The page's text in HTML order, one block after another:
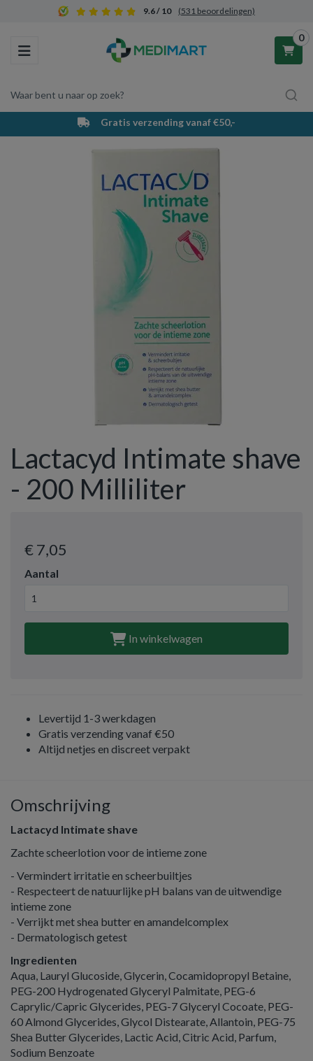
9.6 / 10 (531 beoordelingen)
Toggle navigation
Waar bent u naar op zoek?
0
Winkelwagen
Uw winkelwagen is leeg.
Vul hem met producten.
Gratis verzending vanaf €50,-
Lactacyd Intimate shave
- 200 Milliliter
€ 7,05
Aantal
In winkelwagen
Levertijd 1-3 werkdagen
Gratis verzending vanaf €50
Altijd netjes en discreet verpakt
Omschrijving
Lactacyd Intimate shave
Zachte scheerlotion voor de intieme zone
- Vermindert irritatie en scheerbuiltjes
- Respecteert de natuurlijke pH balans van de uitwendige
intieme zone
- Verrijkt met shea butter en amandelcomplex
- Dermatologisch getest
Ingredienten
Aqua, Lauryl Glucoside, Glycerin, Cocamidopropyl Betaine,
PEG-200 Hydrogenated Glyceryl Palmitate, PEG-6
Caprylic/Capric Glycerides, PEG-7 Glyceryl Cocoate, PEG-
60 Almond Glycerides, Glycol Distearate, Allantoin, PEG-75
Shea Butter Glycerides, Lactic Acid, Citric Acid, Parfum,
Sodium Benzoate